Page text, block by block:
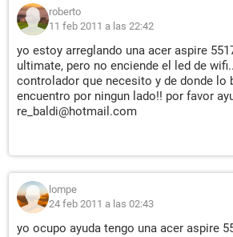
roberto
11 feb 2011 a las 22:42
yo estoy arreglando una acer aspire
ultimate, pero no enciende el led de
controlador que necesito y de donde lo
encuentro por ningun lado!! por favor
re_baldi@hotmail.com
lompe
24 feb 2011 a las 02:43
yo ocupo ayuda tengo una acer aspire